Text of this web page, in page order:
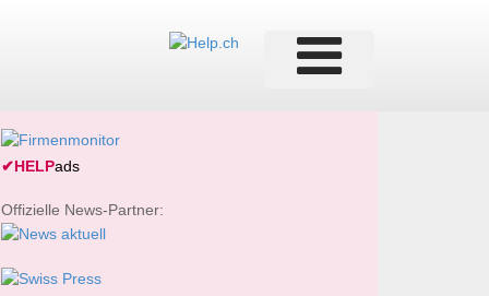
✔HELPads
Offizielle News-Partner: